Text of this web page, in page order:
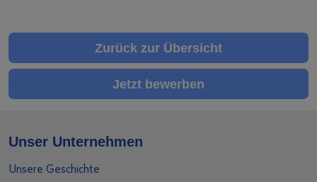
Zurück zur Übersicht
Jetzt bewerben
Unser Unternehmen
Unsere Geschichte